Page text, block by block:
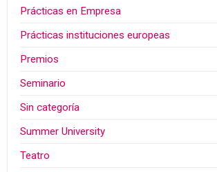
Prácticas en Empresa
Prácticas instituciones europeas
Premios
Seminario
Sin categoría
Summer University
Teatro